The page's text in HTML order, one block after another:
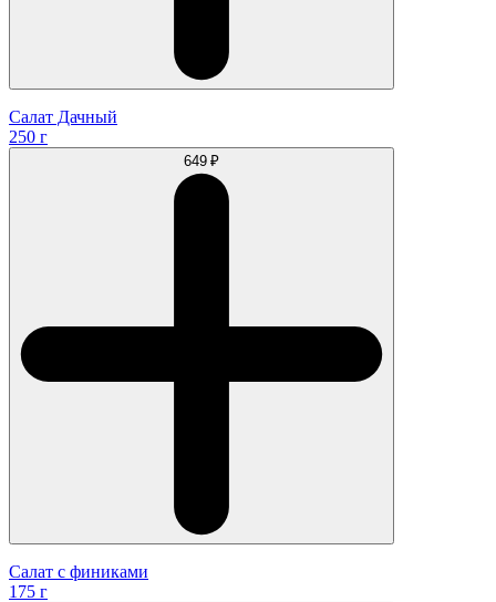
Салат Дачный
250 г
649 ₽
Салат с финиками
175 г